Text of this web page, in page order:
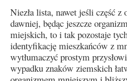
Niezła lista, nawet jeśli część z
dawniej, będąc jeszcze
miejskich, to i tak pozostaje
identyfikację mieszkańców z
wytłumaczyć prostym
wypadku znaków ziemskich